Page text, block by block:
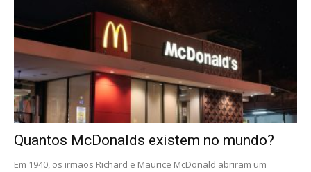
Quantos McDonalds existem no mundo?
Em 1940, os irmãos Richard e Maurice McDonald abriram um